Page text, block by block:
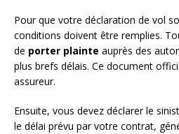
Pour que votre déclaration de vol
conditions doivent être remplies.
de porter plainte auprès des
plus brefs délais. Ce document
assureur.
Ensuite, vous devez déclarer le
le délai prévu par votre contrat,